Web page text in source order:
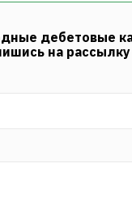
дебетовые
на рассылку